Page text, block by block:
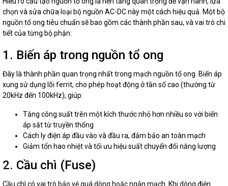
chọn và sửa chữa loại bộ nguồn AC-DC này một cách hiệu quả. Một bộ
nguồn tổ ong tiêu chuẩn sẽ bao gồm các thành phần sau, và vai trò chi
tiết của từng bộ phận:
1. Biến áp trong nguồn tổ ong
Đây là thành phần quan trọng nhất trong mạch nguồn tổ ong. Biến áp
xung sử dụng lõi ferrit, cho phép hoạt động ở tần số cao (thường từ
20kHz đến 100kHz), giúp:
Tăng công suất trên một kích thước nhỏ hơn nhiều so với biến
áp sắt từ truyền thống
Cách ly điện áp đầu vào và đầu ra, đảm bảo an toàn mạch
Giảm tổn hao nhiệt và tối ưu hiệu suất chuyển đổi năng lượng
2. Cầu chì (Fuse)
Cầu chì có vai trò bảo vệ quá dòng hoặc ngắn mạch. Khi dòng điện